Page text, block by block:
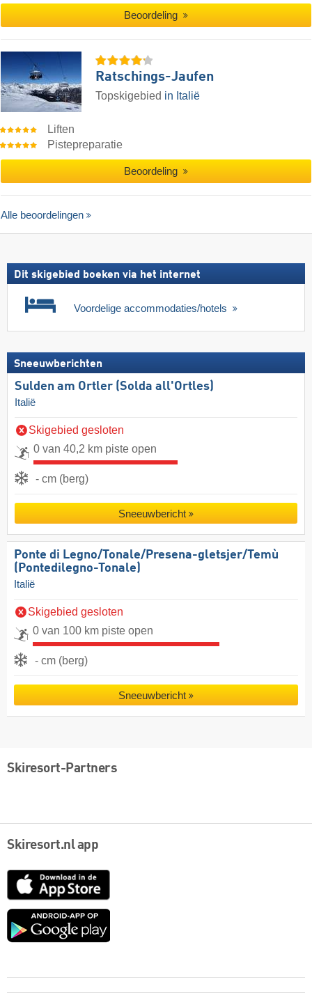
Beoordeling
Ratschings-Jaufen
Topskigebied in Italië
Liften
Pistepreparatie
Beoordeling
Alle beoordelingen
Dit skigebied boeken via het internet
Voordelige accommodaties/hotels
Sneeuwberichten
Sulden am Ortler (Solda all'Ortles)
Italië
Skigebied gesloten
0 van 40,2 km piste open
- cm (berg)
Sneeuwbericht
Ponte di Legno/​​Tonale/​​Presena-gletsjer/​​Temù
(Pontedilegno-Tonale)
Italië
Skigebied gesloten
0 van 100 km piste open
- cm (berg)
Sneeuwbericht
Skiresort-Partners
Skiresort.nl app
App
Google